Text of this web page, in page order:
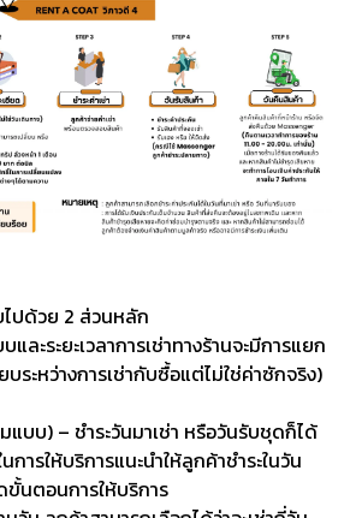
ไปด้วย 2 ส่วนหลัก
และระยะเวลาการเช่าทางร้านจะมีการแยก
ระหว่างการเช่ากับซื้อแต่ไม่ใช่ค่าซักจริง)
แบบ) – ชำระวันมาเช่า หรือวันรับชุดก็ได้
การให้บริการแนะนำให้ลูกค้าชำระในวัน
นตอนการให้บริการ